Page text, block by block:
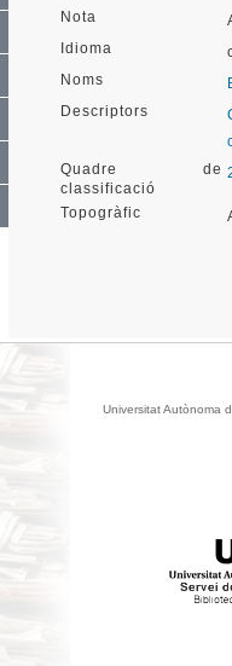
Nota
Idioma
Noms
Descriptors
Quadre de
classificació
Topogràfic
Universitat Autònoma